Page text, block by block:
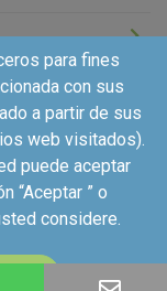
Calle Iriarte
para fines
con sus
a partir de sus
web visitados).
puede aceptar
“Aceptar ” o
considere.